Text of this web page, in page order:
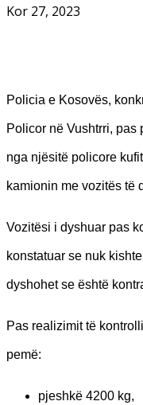
Kor 27, 2023
Policia e Kosovës,
Policor në Vushtrri,
nga njësitë policore
kamionin me vozitës të
Vozitësi i dyshuar pas
konstatuar se nuk
dyshohet se është
Pas realizimit të
pemë:
pjeshkë 4200 kg,